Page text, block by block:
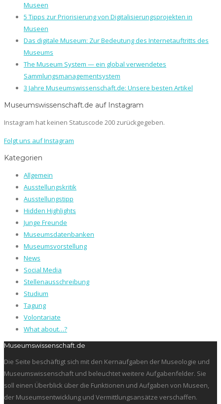
Museen
5 Tipps zur Priorisierung von Digitalisierungsprojekten in
Museen
Das digitale Museum: Zur Bedeutung des Internetauftritts des
Museums
The Museum System — ein global verwendetes
Sammlungsmanagementsystem
3 Jahre Museumswissenschaft.de: Unsere besten Artikel
Museumswissenschaft.de auf Instagram
Instagram hat keinen Statuscode 200 zurückgegeben.
Folgt uns auf Instagram
Kategorien
Allgemein
Ausstellungskritik
Ausstellungstipp
Hidden Highlights
Junge Freunde
Museumsdatenbanken
Museumsvorstellung
News
Social Media
Stellenausschreibung
Studium
Tagung
Volontariate
What about…?
Museumswissenschaft.de
Die Seite beschäftigt sich mit den Kernaufgaben der Museologie und
Museumswissenschaft und beleuchtet weitere Aufgabenfelder. Sie
soll einen Überblick über die Funktionen und Aufgaben von Museen,
der Museumsentwicklung und Vermittlungsansätze verschaffen.